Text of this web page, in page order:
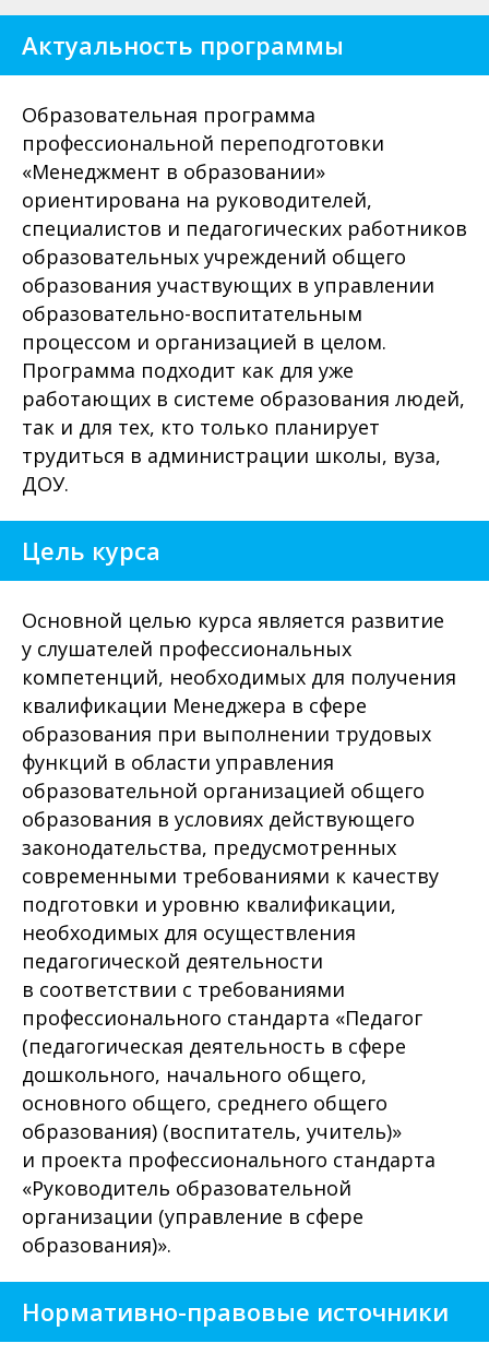
Актуальность программы
Образовательная программа
профессиональной переподготовки
«Менеджмент в образовании»
ориентирована на руководителей,
специалистов и педагогических работников
образовательных учреждений общего
образования участвующих в управлении
образовательно-воспитательным
процессом и организацией в целом.
Программа подходит как для уже
работающих в системе образования людей,
так и для тех, кто только планирует
трудиться в администрации школы, вуза,
ДОУ.
Цель курса
Основной целью курса является развитие
у слушателей профессиональных
компетенций, необходимых для получения
квалификации Менеджера в сфере
образования при выполнении трудовых
функций в области управления
образовательной организацией общего
образования в условиях действующего
законодательства, предусмотренных
современными требованиями к качеству
подготовки и уровню квалификации,
необходимых для осуществления
педагогической деятельности
в соответствии с требованиями
профессионального стандарта «Педагог
(педагогическая деятельность в сфере
дошкольного, начального общего,
основного общего, среднего общего
образования) (воспитатель, учитель)»
и проекта профессионального стандарта
«Руководитель образовательной
организации (управление в сфере
образования)».
Нормативно-правовые источники